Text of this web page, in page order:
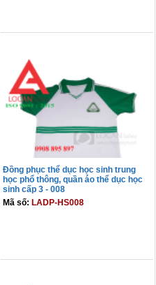
Đồng phục thể dục học sinh trung
học phổ thông, quần áo thể dục học
sinh cấp 3 - 008
Mã số: LADP-HS008